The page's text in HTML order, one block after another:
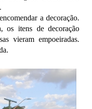
a decoração.
os itens de decoração
vieram empoeiradas.